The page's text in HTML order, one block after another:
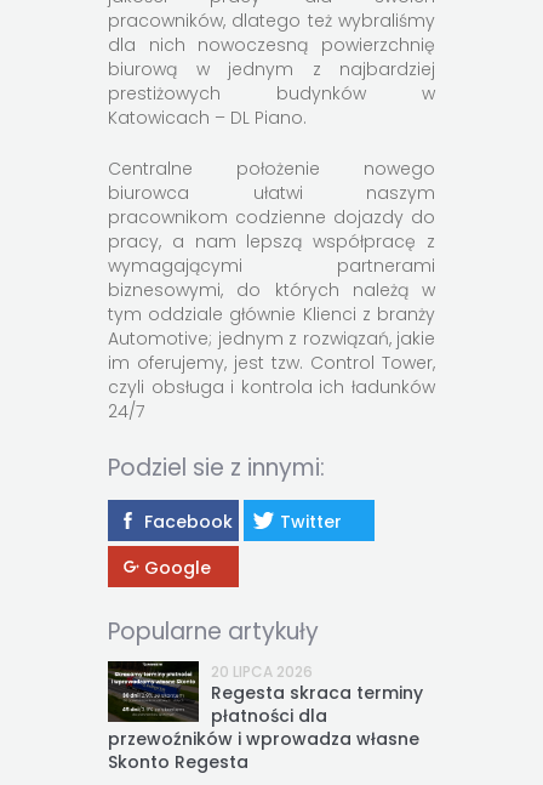
pracowników, dlatego też wybraliśmy
dla nich nowoczesną powierzchnię
biurową w jednym z najbardziej
prestiżowych budynków w
Katowicach – DL Piano.
Centralne położenie nowego
biurowca ułatwi naszym
pracownikom codzienne dojazdy do
pracy, a nam lepszą współpracę z
wymagającymi partnerami
biznesowymi, do których należą w
tym oddziale głównie Klienci z branży
Automotive; jednym z rozwiązań, jakie
im oferujemy, jest tzw. Control Tower,
czyli obsługa i kontrola ich ładunków
24/7
Podziel sie z innymi:
Facebook
Twitter
Google
Popularne artykuły
20 LIPCA 2026
Regesta skraca terminy
płatności dla
przewoźników i wprowadza własne
Skonto Regesta